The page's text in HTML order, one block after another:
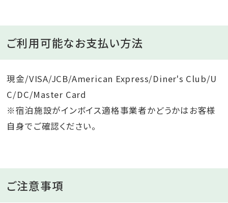
ご利用可能なお支払い方法
現金/VISA/JCB/American Express/Diner's Club/U
C/DC/Master Card
※宿泊施設がインボイス適格事業者かどうかはお客様
自身でご確認ください。
ご注意事項